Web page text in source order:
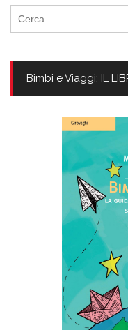
per:
Bimbi e Viaggi: IL